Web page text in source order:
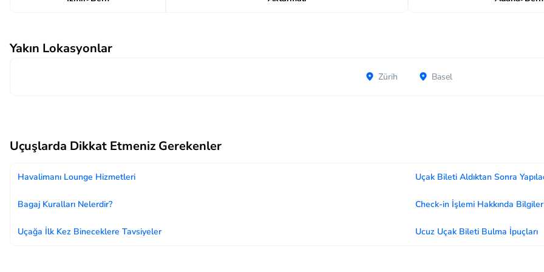
Yakın Lokasyonlar
Zürih Basel
Uçuşlarda Dikkat Etmeniz Gerekenler
Havalimanı Lounge Hizmetleri Uçak Bileti Aldıktan Sonra
Bagaj Kuralları Nelerdir? Check-in İşlemi Hakkında Bilgiler
Uçağa İlk Kez Bineceklere Tavsiyeler Ucuz Uçak Bileti Bulma İpuçları